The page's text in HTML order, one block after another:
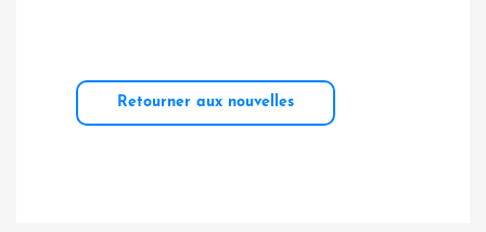
Retourner aux nouvelles